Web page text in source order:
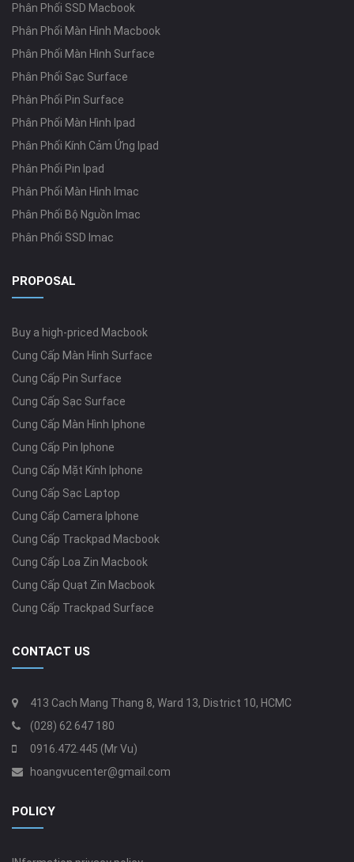
Phân Phối SSD Macbook
Phân Phối Màn Hình Macbook
Phân Phối Màn Hình Surface
Phân Phối Sạc Surface
Phân Phối Pin Surface
Phân Phối Màn Hình Ipad
Phân Phối Kính Cảm Ứng Ipad
Phân Phối Pin Ipad
Phân Phối Màn Hình Imac
Phân Phối Bộ Nguồn Imac
Phân Phối SSD Imac
PROPOSAL
Buy a high-priced Macbook
Cung Cấp Màn Hình Surface
Cung Cấp Pin Surface
Cung Cấp Sạc Surface
Cung Cấp Màn Hình Iphone
Cung Cấp Pin Iphone
Cung Cấp Mặt Kính Iphone
Cung Cấp Sạc Laptop
Cung Cấp Camera Iphone
Cung Cấp Trackpad Macbook
Cung Cấp Loa Zin Macbook
Cung Cấp Quạt Zin Macbook
Cung Cấp Trackpad Surface
CONTACT US
413 Cach Mang Thang 8, Ward 13, District 10, HCMC
(028) 62 647 180
0916.472.445 (Mr Vu)
hoangvucenter@gmail.com
POLICY